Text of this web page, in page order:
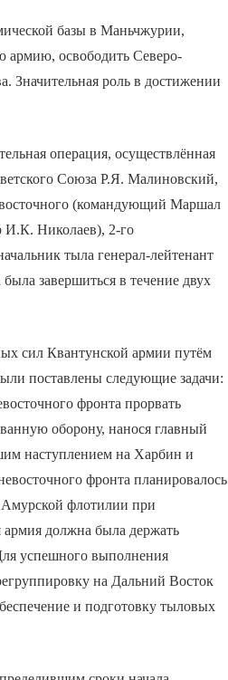
базы в Маньчжурии,
армию, освободить Северо-
роль в достижении
операция, осуществлённая
Союза Р.Я. Малиновский,
(командующий Маршал
И.К. Николаев), 2-го
тыла генерал-лейтенант
завершиться в течение двух
сил Квантунской армии путём
поставлены следующие задачи:
фронта прорвать
оборону, нанося главный
наступлением на Харбин и
фронта планировалось
Амурской флотилии при
должна была держать
успешного выполнения
на Дальний Восток
и подготовку тыловых